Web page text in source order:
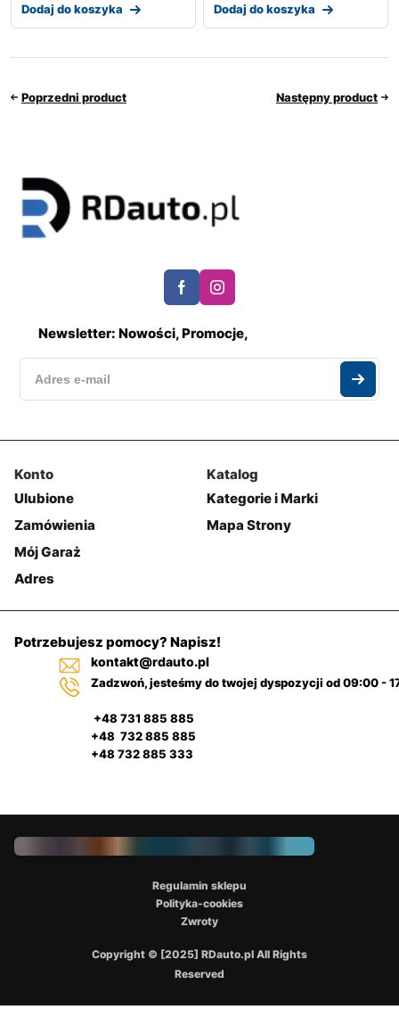
Dodaj do koszyka Dodaj do koszyka
Poprzedni product Następny product
Newsletter: Nowości, Promocje,
Konto
Ulubione
Zamówienia
Mój Garaż
Adres
Katalog
Kategorie i Marki
Mapa Strony
Potrzebujesz pomocy? Napisz!
kontakt@rdauto.pl
Zadzwoń, jesteśmy do twojej dyspozycji od 09:00 -
+48 731 885 885
+48 732 885 885
+48 732 885 333
Copyright © [2025] RDauto.pl All Rights
Reserved
Regulamin sklepu
Polityka-cookies
Zwroty